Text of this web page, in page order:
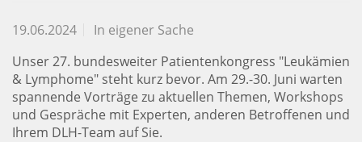
19.06.2024
In eigener Sache
Unser 27. bundesweiter Patientenkongress "Leukämien
& Lymphome" steht kurz bevor. Am 29.-30. Juni warten
spannende Vorträge zu aktuellen Themen, Workshops
und Gespräche mit Experten, anderen Betroffenen und
Ihrem DLH-Team auf Sie.